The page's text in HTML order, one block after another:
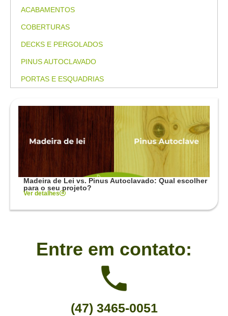
ACABAMENTOS
COBERTURAS
DECKS E PERGOLADOS
PINUS AUTOCLAVADO
PORTAS E ESQUADRIAS
Madeira de Lei vs. Pinus Autoclavado: Qual escolher
para o seu projeto?
Ver detalhes
Entre em contato:
(47) 3465-0051